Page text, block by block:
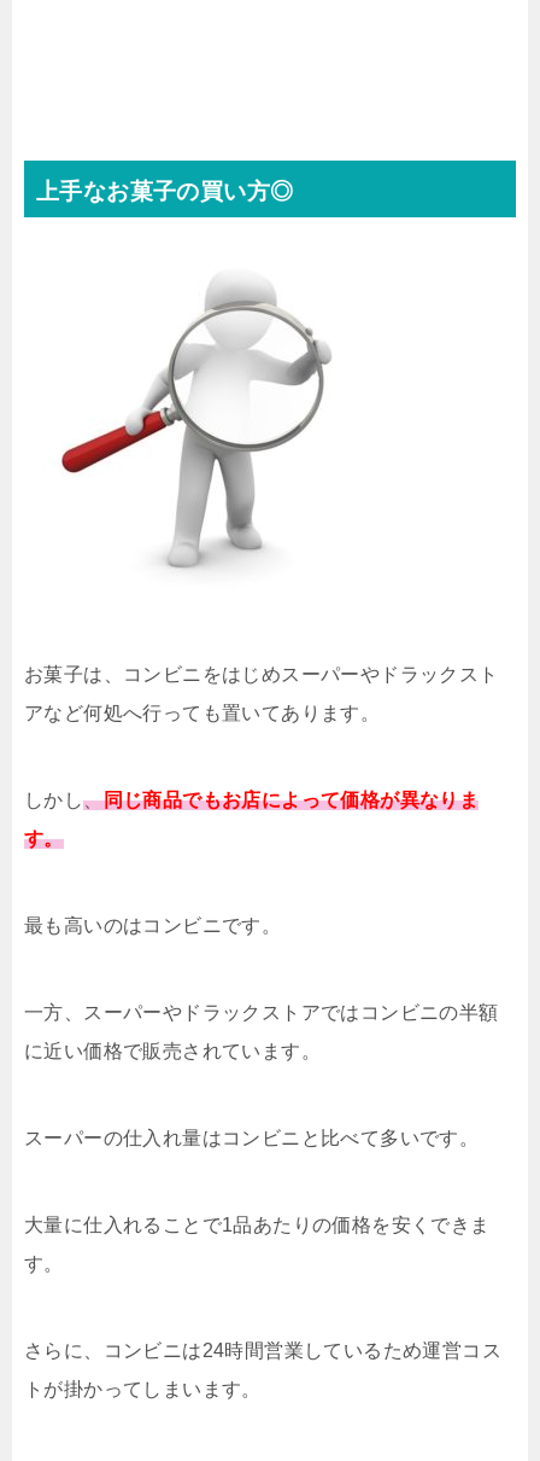
上手なお菓子の買い方◎
お菓子は、コンビニをはじめスーパーやドラックスト
アなど何処へ行っても置いてあります。
しかし、同じ商品でもお店によって価格が異なりま
す。
最も高いのはコンビニです。
一方、スーパーやドラックストアではコンビニの半額
に近い価格で販売されています。
スーパーの仕入れ量はコンビニと比べて多いです。
大量に仕入れることで1品あたりの価格を安くできま
す。
さらに、コンビニは24時間営業しているため運営コス
トが掛かってしまいます。